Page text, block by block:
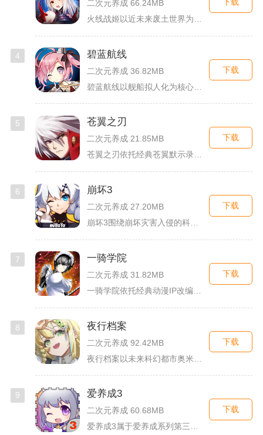
二次元养成 66.24MB
4 碧蓝航线
二次元养成 36.82MB
下载
5 苍翼之刃
二次元养成 21.85MB
苍翼之刃依托经典苍翼默示录IP打造横版指尖格斗手游，完整收录...
下载
6 崩坏3
二次元养成 27.20MB
下载
7 一骑学院
二次元养成 31.82MB
下载
8 夜行档案
二次元养成 92.42MB
下载
9 爱养成3
二次元养成 60.68MB
爱养成3属于爱养成系列第三部单机模拟养成手游，故事依托天使堕...
下载